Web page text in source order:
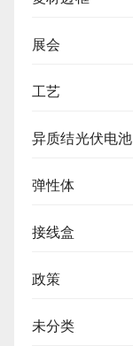
展会
工艺
异质结光伏电池
弹性体
接线盒
政策
未分类